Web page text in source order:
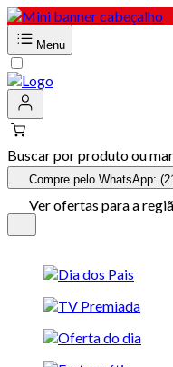
Menu
Buscar por produto ou
Compre pelo WhatsApp:
Ver ofertas para a